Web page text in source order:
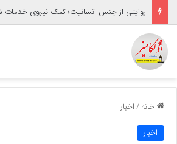
خانه/اخبار
اخبار